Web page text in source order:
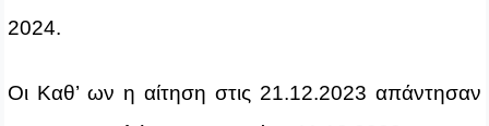
2024.
Οι Καθ’ ων η αίτηση στις 21.12.2023 απάντησαν